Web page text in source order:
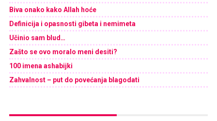
Biva onako kako Allah hoće
Definicija i opasnosti gibeta i nemimeta
Učinio sam blud…
Zašto se ovo moralo meni desiti?
100 imena ashabijki
Zahvalnost – put do povećanja blagodati